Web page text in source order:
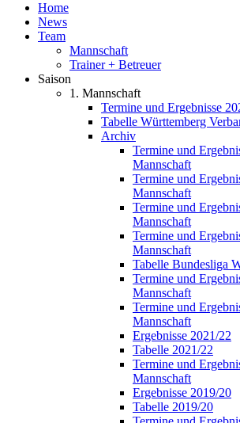
Home
News
Team
Mannschaft
Trainer + Betreuer
Saison
1. Mannschaft
Termine und Ergebnisse
Tabelle Württemberg
Archiv
Termine und
Mannschaft
Termine und
Mannschaft
Termine und
Mannschaft
Termine und
Mannschaft
Tabelle Bundesliga
Termine und
Mannschaft
Termine und
Mannschaft
Ergebnisse 2021/22
Tabelle 2021/22
Termine und
Mannschaft
Ergebnisse 2019/20
Tabelle 2019/20